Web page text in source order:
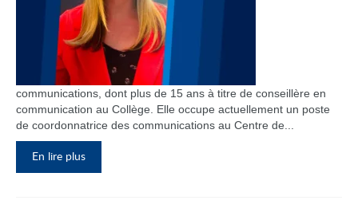
communications, dont plus de 15 ans à titre de conseillère en
communication au Collège. Elle occupe actuellement un poste
de coordonnatrice des communications au Centre de...
En lire plus